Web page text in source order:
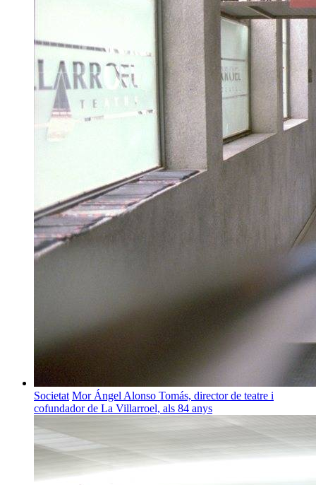
Societat Mor Ángel Alonso Tomás, director de teatre i
cofundador de La Villarroel, als 84 anys